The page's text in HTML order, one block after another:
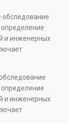
безопасности.
объектов, а
и технических
обследование
и инженерных
безопасности.
объектов, а
и технических
и инженерных